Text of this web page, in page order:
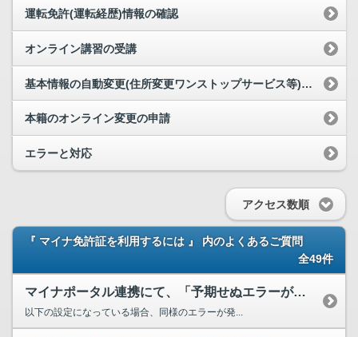
運転免許(運転経歴)情報の確認
オンライン講習の受講
基本情報の自動変更(住所変更ワンストップサービス等)の利用
本籍のオンライン変更の申請
エラーと対応
アクセス数順
『 マイナ免許証を利用するには 』 内のよくあるご質問
全49件
マイナポータル連携にて、「予期せぬエラーが発生しました。このウィンドウを閉じてください。」と表...
以下の設定になっている場合、同様のエラーが発...